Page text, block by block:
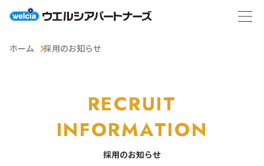
ホーム 採用のお知らせ
RECRUIT
INFORMATION
採用のお知らせ